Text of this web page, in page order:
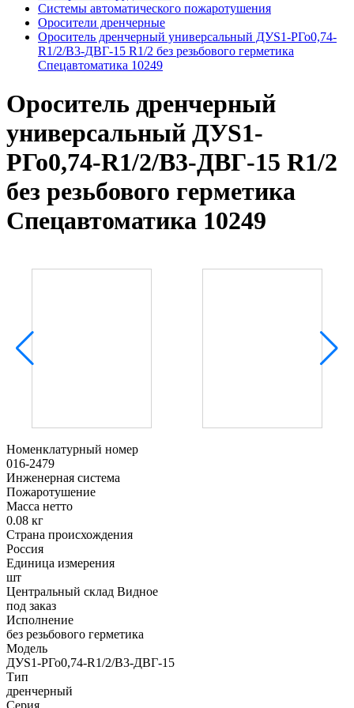
Системы автоматического пожаротушения
Оросители дренчерные
Ороситель дренчерный универсальный ДУS1-РГо0,74-
R1/2/В3-ДВГ-15 R1/2 без резьбового герметика
Спецавтоматика 10249
Ороситель дренчерный
универсальный ДУS1-
РГо0,74-R1/2/В3-ДВГ-15 R1/2
без резьбового герметика
Спецавтоматика 10249
Номенклатурный номер
016-2479
Инженерная система
Пожаротушение
Масса нетто
0.08 кг
Страна происхождения
Россия
Единица измерения
шт
Центральный склад Видное
под заказ
Исполнение
без резьбового герметика
Модель
ДУS1-РГо0,74-R1/2/В3-ДВГ-15
Тип
дренчерный
Серия